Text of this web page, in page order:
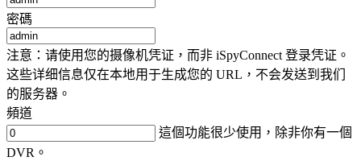
密碼
注意：请使用您的摄像机凭证，而非 iSpyConnect 登录凭证。
这些详细信息仅在本地用于生成您的 URL，不会发送到我们
的服务器。
頻道
這個功能很少使用，除非你有一個
DVR。